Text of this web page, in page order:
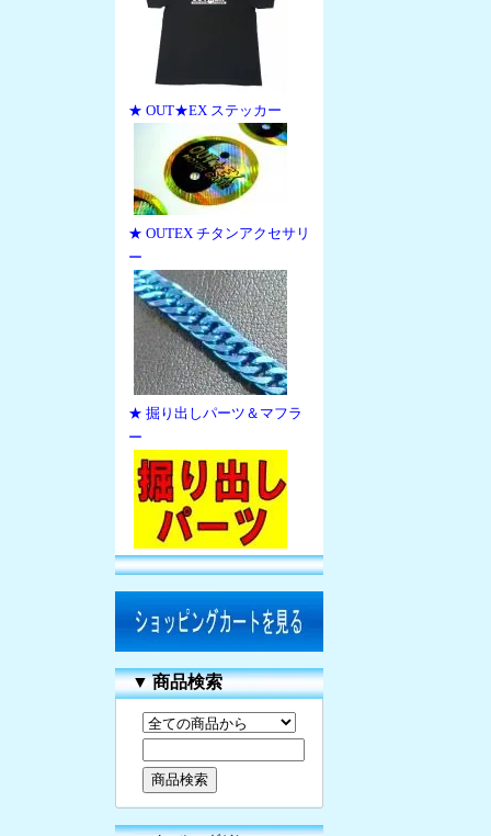
★ OUT★EX ステッカー
★ OUTEX チタンアクセサリ
ー
★ 掘り出しパーツ＆マフラ
ー
▼商品検索